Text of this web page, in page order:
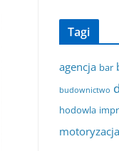
Tagi
agencja bar
budownictwo
hodowla
motoryzacja